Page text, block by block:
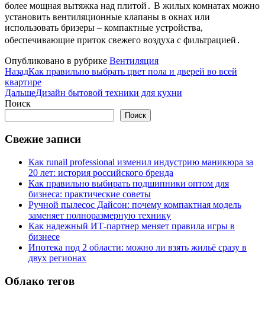
более мощная вытяжка над плитой․ В жилых комнатах можно
установить вентиляционные клапаны в окнах или
использовать бризеры – компактные устройства,
обеспечивающие приток свежего воздуха с фильтрацией․
Опубликовано в рубрике Вентиляция
НазадКак правильно выбрать цвет пола и дверей во всей
квартире
ДальшеДизайн бытовой техники для кухни
Поиск
Поиск
Свежие записи
Как runail professional изменил индустрию маникюра за
20 лет: история российского бренда
Как правильно выбирать подшипники оптом для
бизнеса: практические советы
Ручной пылесос Дайсон: почему компактная модель
заменяет полноразмерную технику
Как надежный ИТ-партнер меняет правила игры в
бизнесе
Ипотека под 2 области: можно ли взять жильё сразу в
двух регионах
Облако тегов